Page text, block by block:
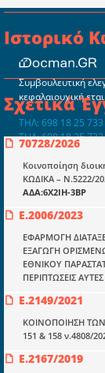
Ιστορικό
Σχετικά
70728/2026
Κοινοποίηση
ΚΩΔΙΚΑ – Ν.5222/
ΑΔΑ:6Χ2ΙΗ-3ΒΡ
Ε.2006/2023
ΕΦΑΡΜΟΓΗ
ΕΞΑΓΩΓΗ
ΕΘΝΙΚΟΥ
ΠΕΡΙΠΤΩΣΕΙΣ ΑΥΤΕΣ
Ε.2149/2021
ΚΟΙΝΟΠΟΙΗΣΗ ΤΩΝ
151 & 158 ν.4808/
Ε.2167/2019
Συμβουλευτική
κεφαλαιουχική
ΤΗΛ: 698 18 25 733
ΤΗΛ: 698 18 25 732
Docman.gr
Ποιοί είμαστε;
Μια πολυετής
μετατράπηκε σε
στην διάδοση της